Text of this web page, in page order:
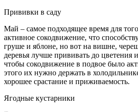
Прививки в саду
Май – самое подходящее время для
активное сокодвижение, что
груше и яблоне, но вот на вишне,
деревья лучше прививать до
чтобы сокодвижение в подвое было
этого их нужно держать в
хорошее срастание и приживаемость.
Ягодные кустарники